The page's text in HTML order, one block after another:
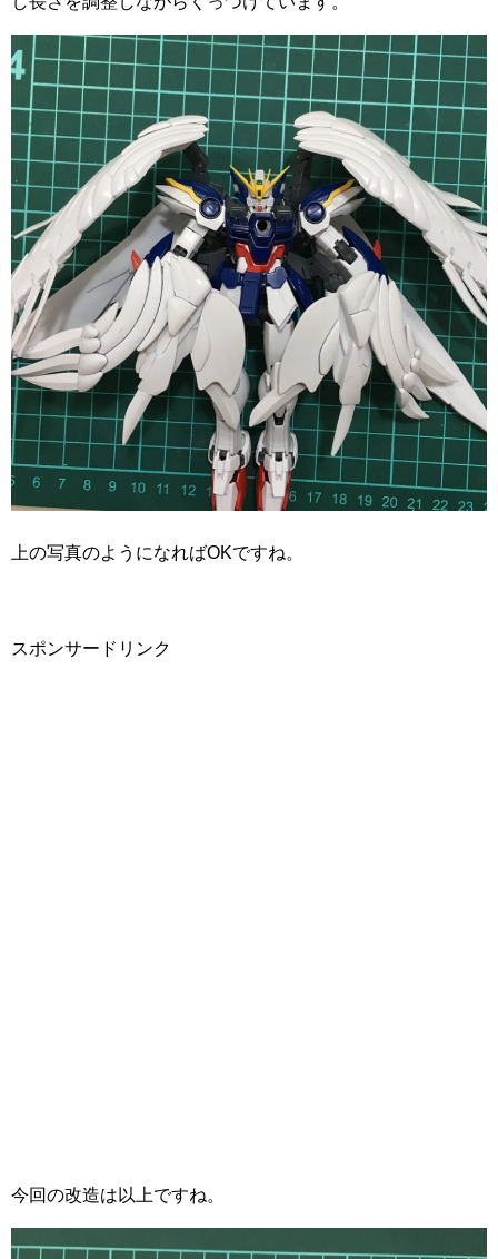
上の写真のようになればOKですね。
スポンサードリンク
今回の改造は以上ですね。